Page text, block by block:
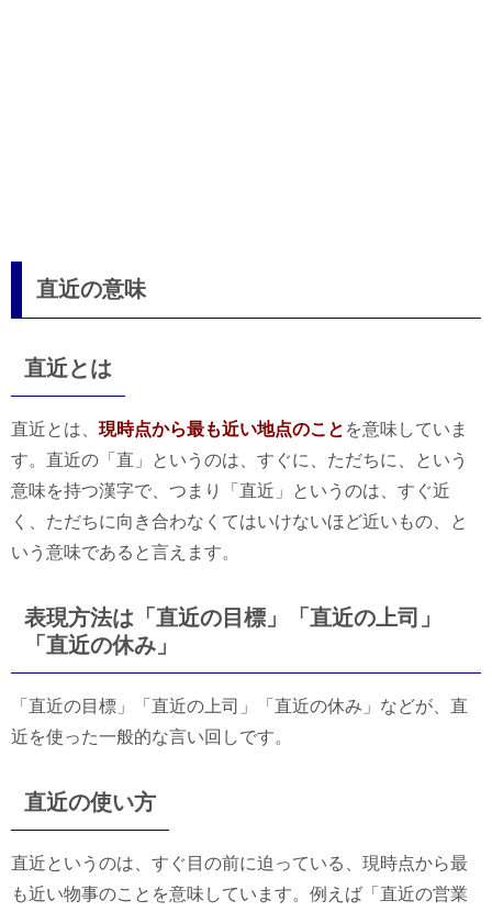
直近の意味
直近とは
直近とは、 現時点から最も近い地点のこと を意味していま
す。直近の「直」というのは、すぐに、ただちに、という
意味を持つ漢字で、つまり「直近」というのは、すぐ近
く、ただちに向き合わなくてはいけないほど近いもの、と
いう意味であると言えます。
表現方法は「直近の目標」「直近の上司」
「直近の休み」
「直近の目標」「直近の上司」「直近の休み」などが、直
近を使った一般的な言い回しです。
直近の使い方
直近というのは、すぐ目の前に迫っている、現時点から最
も近い物事のことを意味しています。例えば「直近の営業